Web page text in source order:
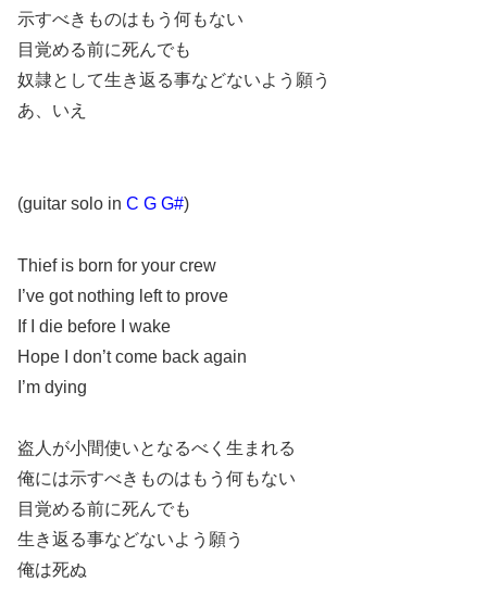
示すべきものはもう何もない
目覚める前に死んでも
奴隷として生き返る事などないよう願う
あ、いえ
(guitar solo in C G G#)
Thief is born for your crew
I’ve got nothing left to prove
If I die before I wake
Hope I don’t come back again
I’m dying
盗人が小間使いとなるべく生まれる
俺には示すべきものはもう何もない
目覚める前に死んでも
生き返る事などないよう願う
俺は死ぬ